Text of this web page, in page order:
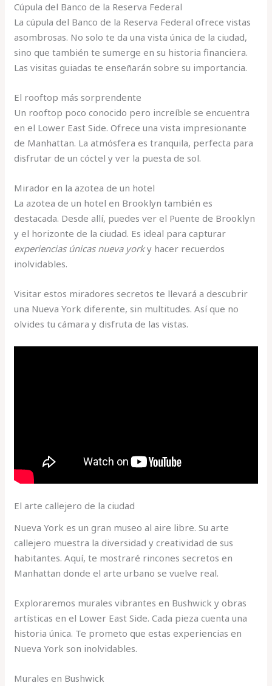
Cúpula del Banco de la Reserva Federal
La cúpula del Banco de la Reserva Federal ofrece vistas
asombrosas. No solo te da una vista única de la ciudad,
sino que también te sumerge en su historia financiera.
Las visitas guiadas te enseñarán sobre su importancia.
El rooftop más sorprendente
Un rooftop poco conocido pero increíble se encuentra
en el Lower East Side. Ofrece una vista impresionante
de Manhattan. La atmósfera es tranquila, perfecta para
disfrutar de un cóctel y ver la puesta de sol.
Mirador en la azotea de un hotel
La azotea de un hotel en Brooklyn también es
destacada. Desde allí, puedes ver el Puente de Brooklyn
y el horizonte de la ciudad. Es ideal para capturar
experiencias únicas nueva yorky hacer recuerdos
inolvidables.
Visitar estos miradores secretos te llevará a descubrir
una Nueva York diferente, sin multitudes. Así que no
olvides tu cámara y disfruta de las vistas.
El arte callejero de la ciudad
Nueva York es un gran museo al aire libre. Su arte
callejero muestra la diversidad y creatividad de sus
habitantes. Aquí, te mostraré rincones secretos en
Manhattan donde el arte urbano se vuelve real.
Exploraremos murales vibrantes en Bushwick y obras
artísticas en el Lower East Side. Cada pieza cuenta una
historia única. Te prometo que estas experiencias en
Nueva York son inolvidables.
Murales en Bushwick